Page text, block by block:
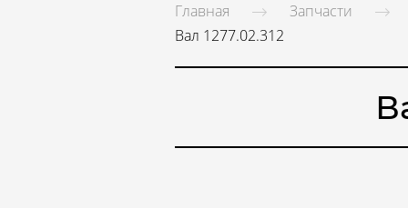
Главная
Запчасти
Вал 1277.02.312